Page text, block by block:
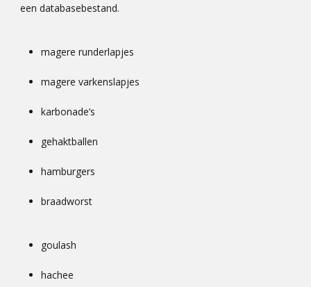
een databasebestand.
magere runderlapjes
magere varkenslapjes
karbonade’s
gehaktballen
hamburgers
braadworst
goulash
hachee